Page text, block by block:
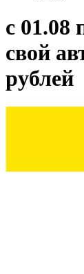
c 01.08
свой
рублей